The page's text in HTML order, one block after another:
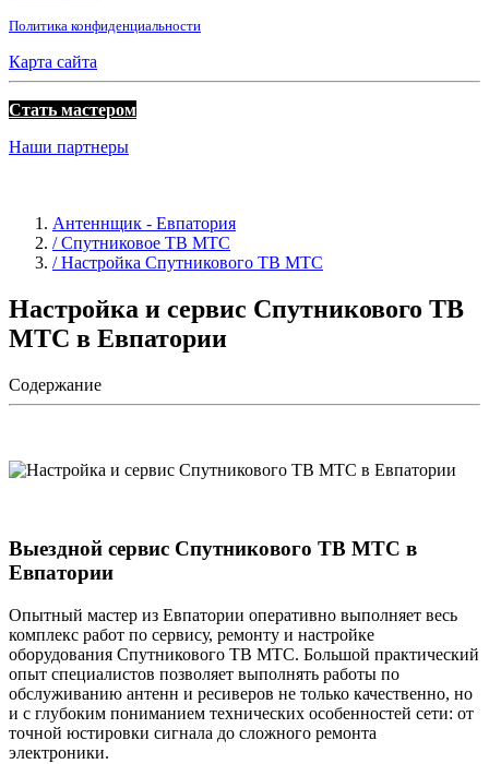
Политика конфиденциальности
Карта сайта
Стать мастером
Наши партнеры
Антеннщик - Евпатория
/ Спутниковое ТВ МТС
/ Настройка Спутникового ТВ МТС
Настройка и сервис Спутникового ТВ
МТС в Евпатории
Содержание
Выездной сервис Спутникового ТВ МТС в
Евпатории
Опытный мастер из Евпатории оперативно выполняет весь
комплекс работ по сервису, ремонту и настройке
оборудования Спутникового ТВ МТС. Большой практический
опыт специалистов позволяет выполнять работы по
обслуживанию антенн и ресиверов не только качественно, но
и с глубоким пониманием технических особенностей сети: от
точной юстировки сигнала до сложного ремонта
электроники.